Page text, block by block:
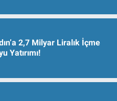
2,7 Milyar Liralık İçme
Yatırımı!